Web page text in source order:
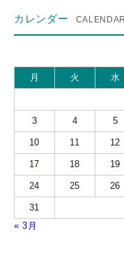
カレンダー
月 火 水
3 4 5
10 11 12
17 18 19
24 25 26
31
« 3月